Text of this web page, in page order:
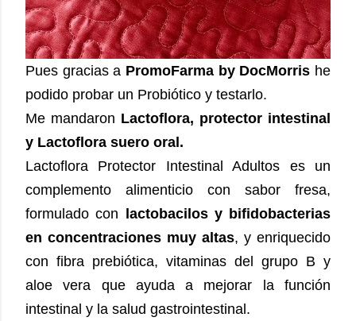
Pues gracias a PromoFarma by DocMorris he
podido probar un Probiótico y testarlo.
Me mandaron Lactoflora, protector intestinal
y Lactoflora suero oral.
Lactoflora Protector Intestinal Adultos es un
complemento alimenticio con sabor fresa,
formulado con
lactobacilos y bifidobacterias
en concentraciones muy altas, y enriquecido
con fibra prebiótica, vitaminas del grupo B y
aloe vera que ayuda a mejorar la función
intestinal y la salud gastrointestinal.